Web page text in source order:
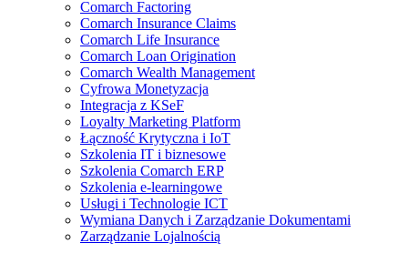
Comarch Factoring
Comarch Insurance Claims
Comarch Life Insurance
Comarch Loan Origination
Comarch Wealth Management
Cyfrowa Monetyzacja
Integracja z KSeF
Loyalty Marketing Platform
Łączność Krytyczna i IoT
Szkolenia IT i biznesowe
Szkolenia Comarch ERP
Szkolenia e-learningowe
Usługi i Technologie ICT
Wymiana Danych i Zarządzanie Dokumentami
Zarządzanie Lojalnością